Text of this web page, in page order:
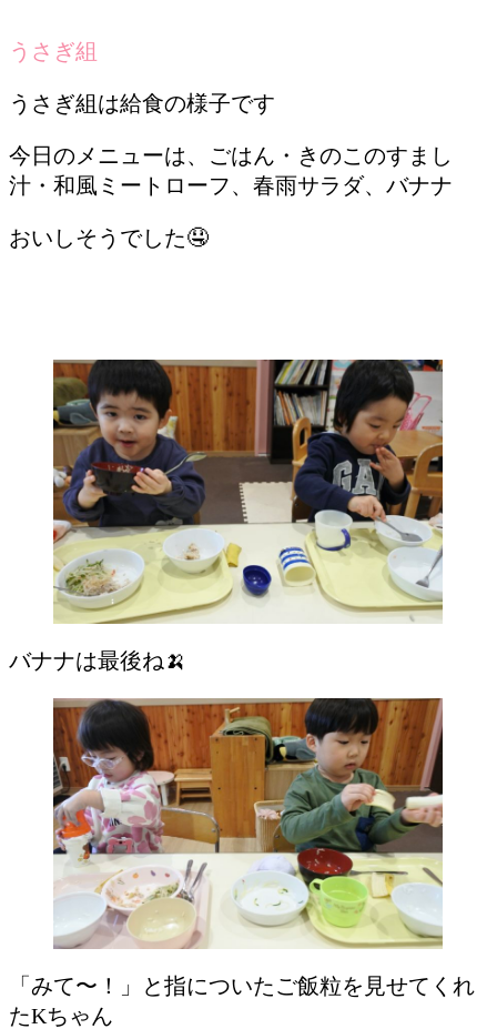
うさぎ組
うさぎ組は給食の様子です
今日のメニューは、ごはん・きのこのすまし
汁・和風ミートローフ、春雨サラダ、バナナ
おいしそうでした🤤
バナナは最後ね🍌
「みて〜！」と指についたご飯粒を見せてくれ
たKちゃん